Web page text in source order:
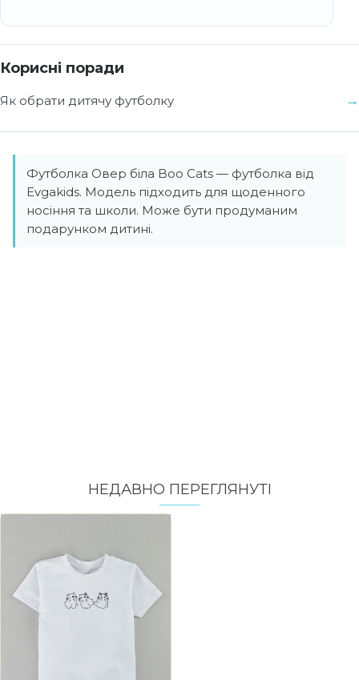
Корисні поради
Як обрати дитячу футболку
Футболка Овер біла Boo Cats — футболка від
Evgakids. Модель підходить для щоденного
носіння та школи. Може бути продуманим
подарунком дитині.
НЕДАВНО ПЕРЕГЛЯНУТI